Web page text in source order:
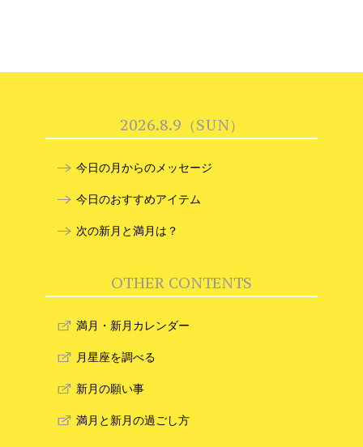
2026.8.9（SUN）
今日の月からのメッセージ
今日のおすすめアイテム
次の新月と満月は？
OTHER CONTENTS
満月・新月カレンダー
月星座を調べる
新月の願い事
満月と新月の過ごし方